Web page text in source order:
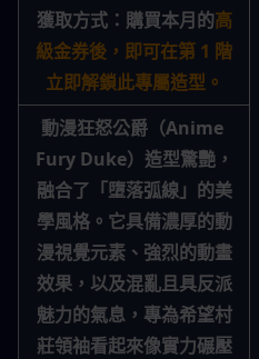
獲取方式： 購買本月的高
級金券後，即可在第 1 階
立即解鎖此專屬造型。
動漫狂怒公爵（Anime
Fury Duke）造型驚艷，
融合了「墮落弧線」的美
學風格。它具備濃厚的動
漫視覺元素、強烈的動畫
效果，以及混亂且具反派
魅力的氣息，專為希望村
莊領袖看起來像實力碾壓